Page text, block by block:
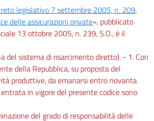
legislativo 7 settembre 2005, n. 209,
delle assicurazioni private», pubblicato
13 ottobre 2005, n. 239, S.O., è il
del sistema di risarcimento diretto). - 1. Con
della Repubblica, su proposta del
produttive, da emanarsi entro novanta
in vigore del presente codice sono
del grado di responsabilità delle